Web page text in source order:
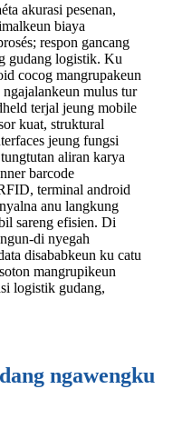
akurasi pesenan,
biaya
respon gancang
gudang logistik. Ku
cocog mangrupakeun
mulus tur
terjal jeung mobile
kuat, struktural
jeung fungsi
aliran karya
barcode
terminal android
anu langkung
sareng efisien. Di
di nyegah
disababkeun ku catu
mangrupikeun
logistik gudang,
ngawengku